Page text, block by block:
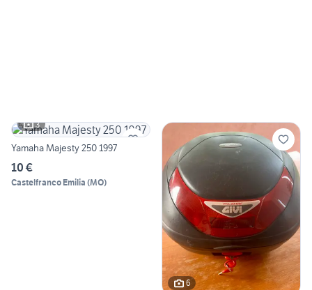
3
Yamaha Majesty 250 1997
10 €
Castelfranco Emilia (MO)
6